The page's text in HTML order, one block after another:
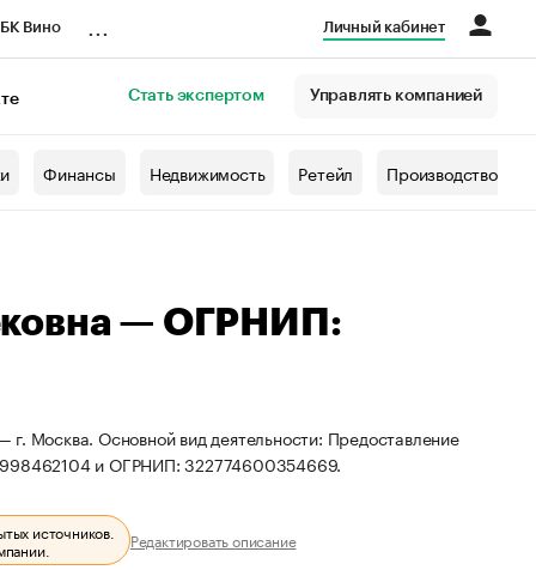
Вино Личный кабинет
Стать экспертом Управлять компанией
Финансы Недвижимость Ретейл Производство
— ОГРНИП:
Москва. Основной вид деятельности: Предоставление
и ОГРНИП: 322774600354669.
источников.
Редактировать описание